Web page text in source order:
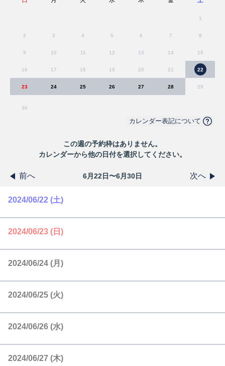
1
2 3 4 5 6 7 8
9 10 11 12 13 14 15
16 17 18 19 20 21 22
23 24 25 26 27 28 29
30
カレンダー表記について
この週の予約枠はありません。
カレンダーから他の日付を選択してください。
前へ 6月22日〜6月30日 次へ
2024/06/22 (土)
2024/06/23 (日)
2024/06/24 (月)
2024/06/25 (火)
2024/06/26 (水)
2024/06/27 (木)